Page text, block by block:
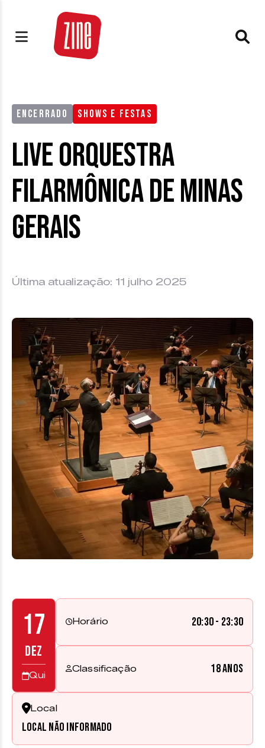
ENCERRADO SHOWS E FESTAS
Live Orquestra
Filarmônica de Minas
Gerais
Última atualização: 11 julho 2025
17
DEZ
Qui
Horário 20:30 - 23:30
Classificação 18 anos
Local
Local não informado